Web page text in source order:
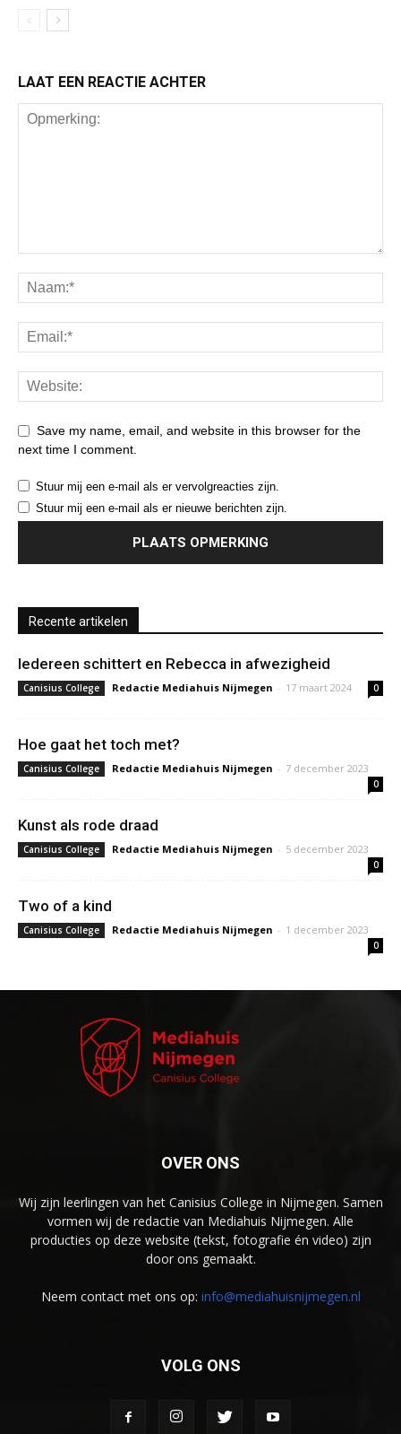
LAAT EEN REACTIE ACHTER
Save my name, email, and website in this browser for the
next time I comment.
Stuur mij een e-mail als er vervolgreacties zijn.
Stuur mij een e-mail als er nieuwe berichten zijn.
Recente artikelen
Iedereen schittert en Rebecca in afwezigheid
Canisius College Redactie Mediahuis Nijmegen - 17 maart 2024 0
Hoe gaat het toch met?
Canisius College Redactie Mediahuis Nijmegen - 7 december 2023
0
Kunst als rode draad
Canisius College Redactie Mediahuis Nijmegen - 5 december 2023
0
Two of a kind
Canisius College Redactie Mediahuis Nijmegen - 1 december 2023
0
OVER ONS
Wij zijn leerlingen van het Canisius College in Nijmegen. Samen
vormen wij de redactie van Mediahuis Nijmegen. Alle
producties op deze website (tekst, fotografie én video) zijn
door ons gemaakt.
Neem contact met ons op: info@mediahuisnijmegen.nl
VOLG ONS